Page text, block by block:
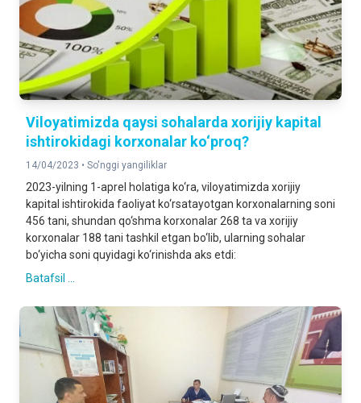
Viloyatimizda qaysi sohalarda xorijiy kapital
ishtirokidagi korxonalar ko‘proq?
14/04/2023 • So'nggi yangiliklar
2023-yilning 1-aprel holatiga ko‘ra, viloyatimizda xorijiy
kapital ishtirokida faoliyat ko‘rsatayotgan korxonalarning soni
456 tani, shundan qo‘shma korxonalar 268 ta va xorijiy
korxonalar 188 tani tashkil etgan bo‘lib, ularning sohalar
bo‘yicha soni quyidagi ko‘rinishda aks etdi:
Batafsil ...